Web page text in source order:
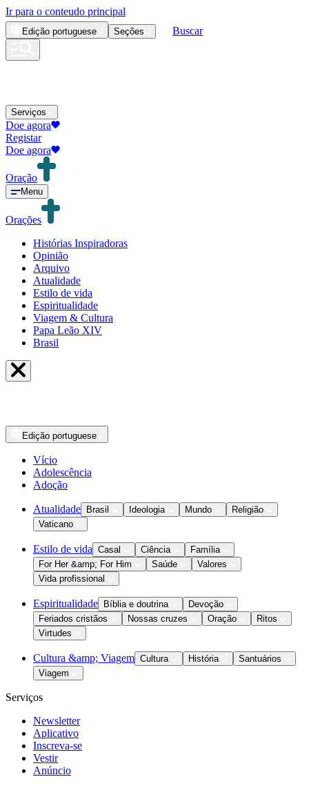
Ir para o conteudo principal
Edição portuguese Seções Buscar
Serviços
Doe agora
Registar
Doe agora
Oração
Menu
Orações
Histórias Inspiradoras
Opinião
Arquivo
Atualidade
Estilo de vida
Espiritualidade
Viagem & Cultura
Papa Leão XIV
Brasil
Edição portuguese
Vício
Adolescência
Adoção
Atualidade Brasil Ideologia Mundo
Religião
Vaticano
Estilo de vida Casal Ciência
Família
For Her &amp; For Him
Saúde
Valores
Vida profissional
Espiritualidade Bíblia e doutrina
Devoção
Feriados cristãos
Nossas cruzes Oração
Ritos
Virtudes
Cultura &amp; Viagem Cultura História
Santuários
Viagem
Serviços
Newsletter
Aplicativo
Inscreva-se
Vestir
Anúncio